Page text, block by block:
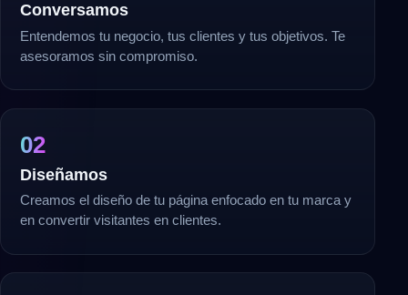
Conversamos
Entendemos tu negocio, tus clientes y tus objetivos. Te
asesoramos sin compromiso.
02
Diseñamos
Creamos el diseño de tu página enfocado en tu marca y
en convertir visitantes en clientes.